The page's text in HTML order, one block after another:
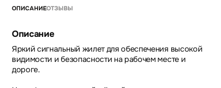
ОПИСАНИЕОТЗЫВЫ
Описание
Яркий сигнальный жилет для обеспечения высокой
видимости и безопасности на рабочем месте и
дороге.